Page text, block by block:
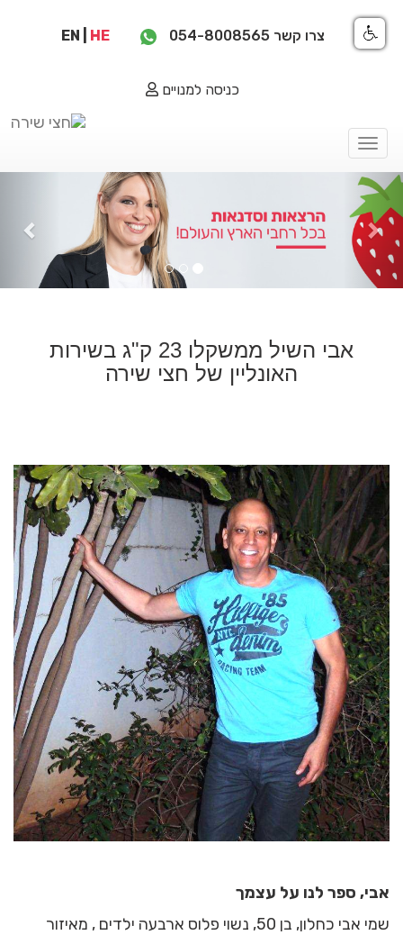
צרו קשר054-8008565
EN HE
כניסה למנויים
Toggle
Next
אבי השיל ממשקלו 23 ק"ג בשירות
האונליין של חצי שירה
אבי, ספר לנו על עצמך
שמי אבי כחלון, בן 50, נשוי פלוס ארבעה ילדים , מאיזור